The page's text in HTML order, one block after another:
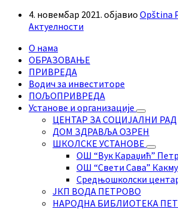
4. новембар 2021. објавио Opština
Актуелности
О нама
ОБРАЗОВАЊЕ
ПРИВРЕДА
Водич за инвеститоре
ПОЉОПРИВРЕДА
Установе и организације
ЦЕНТАР ЗА СОЦИЈАЛНИ РАД
ДОМ ЗДРАВЉА ОЗРЕН
ШКОЛСКЕ УСТАНОВЕ
ОШ “Вук Караџић”
ОШ “Свети Сава”
Средњошколски
ЈКП ВОДА ПЕТРОВО
НАРОДНА БИБЛИОТЕКА